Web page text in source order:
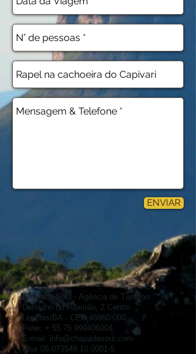
ENVIAR
Chapada Soul - Agência de Turismo
Caminho do Ribeirão, 2 Centro
Lençóis/BA - CEP 46960-000
Fone: + 55 75 999406004
E-mail: info@chapadasoul.com
Mtur 05.073548.10.0001-5